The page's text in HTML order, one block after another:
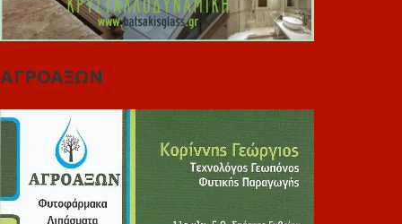
ΑΓΡΟΑΞΩΝ